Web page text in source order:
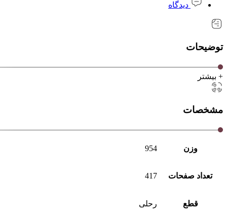
دیدگاه
توضیحات
+ بیشتر
مشخصات
وزن 954
تعداد صفحات 417
قطع رحلی